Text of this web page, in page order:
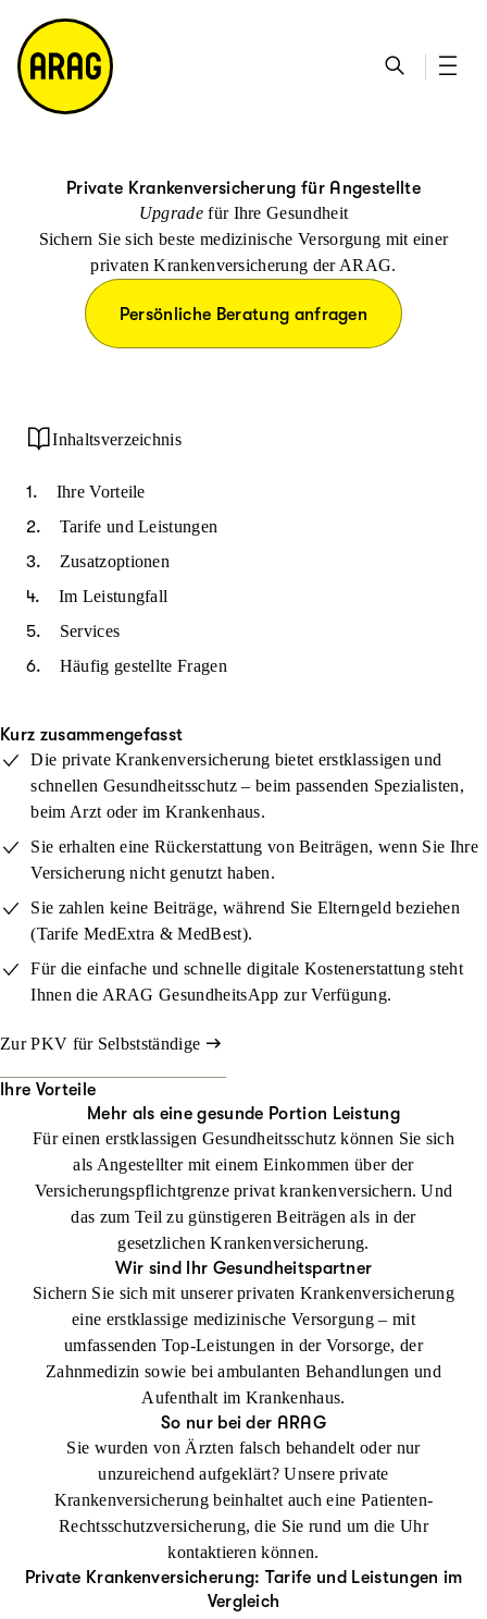
h
e
ta
k
ts
ei
te
e
m
a
p
Private Krankenversicherung für Angestellte
Upgradefür Ihre Gesundheit
Sichern Sie sich beste medizinische Versorgung mit einer
privaten Krankenversicherung der ARAG.
Persönliche Beratung anfragen
Inhaltsverzeichnis
Ihre Vorteile
Tarife und Leistungen
Zusatzoptionen
Im Leistungfall
Services
Häufig gestellte Fragen
Kurz zusammengefasst
Die private Krankenversicherung bietet erstklassigen und
schnellen Gesundheitsschutz – beim passenden Spezialisten,
beim Arzt oder im Krankenhaus.
Sie erhalten eine Rückerstattung von Beiträgen, wenn Sie Ihre
Versicherung nicht genutzt haben.
Sie zahlen keine Beiträge, während Sie Elterngeld beziehen
(Tarife MedExtra & MedBest).
Für die einfache und schnelle digitale Kostenerstattung steht
Ihnen die ARAG GesundheitsApp zur Verfügung.
Zur PKV für Selbstständige
Ihre Vorteile
Mehr als eine gesunde Portion Leistung
Für einen erstklassigen Gesundheitsschutz können Sie sich
als Angestellter mit einem Einkommen über der
Versicherungspflichtgrenze privat krankenversichern. Und
das zum Teil zu günstigeren Beiträgen als in der
gesetzlichen Krankenversicherung.
Wir sind Ihr Gesundheitspartner
Sichern Sie sich mit unserer privaten Krankenversicherung
eine erstklassige medizinische Versorgung – mit
umfassenden Top-Leistungen in der Vorsorge, der
Zahnmedizin sowie bei ambulanten Behandlungen und
Aufenthalt im Krankenhaus.
So nur bei der ARAG
Sie wurden von Ärzten falsch behandelt oder nur
unzureichend aufgeklärt? Unsere private
Krankenversicherung beinhaltet auch eine Patienten-
Rechtsschutzversicherung, die Sie rund um die Uhr
kontaktieren können.
Private Krankenversicherung: Tarife und Leistungen im
Vergleich